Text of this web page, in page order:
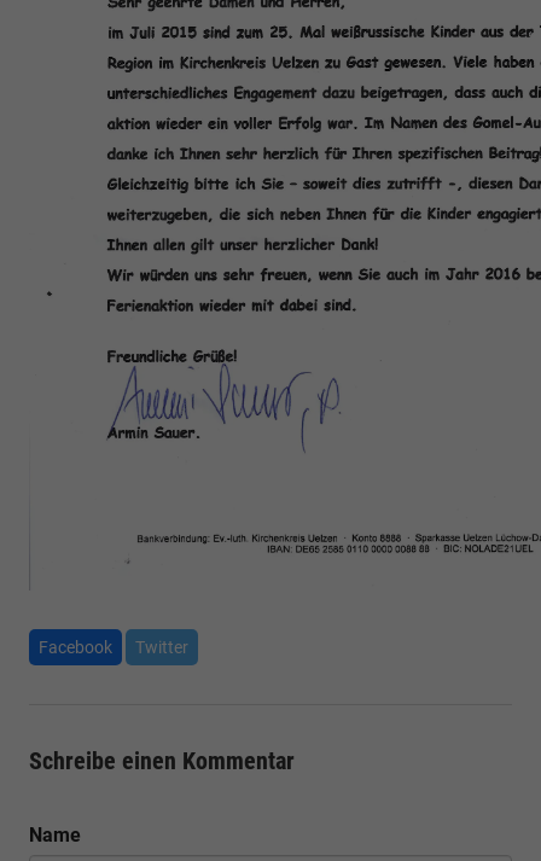
Facebook Twitter
Schreibe einen Kommentar
Name